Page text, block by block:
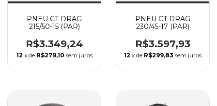
PNEU CT DRAG
215/50-15 (PAR)
R$3.349,24
12 x de R$279,10 sem juros
PNEU CT DRAG
230/45-17 (PAR)
R$3.597,93
12 x de R$299,83 sem juros